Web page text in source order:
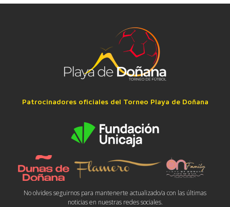
Patrocinadores oficiales del Torneo Playa de Doñana
No olvides seguirnos para mantenerte actualizado/a con las últimas
noticias en nuestras redes sociales.